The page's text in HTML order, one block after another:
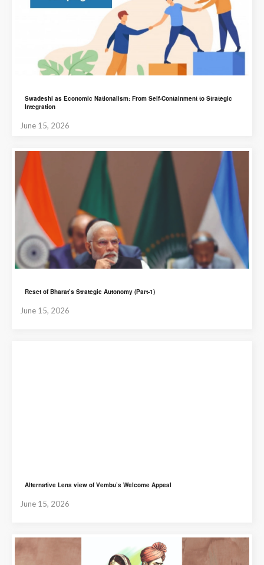
Swadeshi as Economic Nationalism: From Self-Containment to Strategic
Integration
June 15, 2026
Reset of Bharat’s Strategic Autonomy (Part-1)
June 15, 2026
Alternative Lens view of Vembu’s Welcome Appeal
June 15, 2026